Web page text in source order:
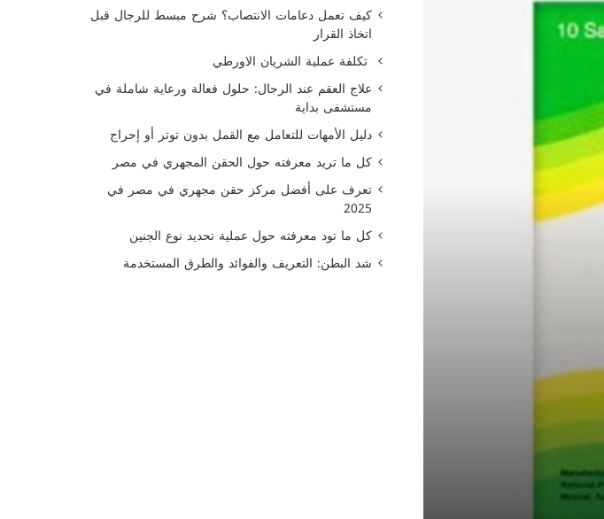
كيف تعمل دعامات الانتصاب؟ شرح مبسط للرجال قبل
اتخاذ القرار
تكلفة عملية الشريان الاورطي
علاج العقم عند الرجال: حلول فعالة ورعاية شاملة في
مستشفى بداية
دليل الأمهات للتعامل مع القمل بدون توتر أو إحراج
كل ما تريد معرفته حول الحقن المجهري في مصر
تعرف على أفضل مركز حقن مجهري في مصر في
2025
كل ما تود معرفته حول عملية تحديد نوع الجنين
شد البطن: التعريف والفوائد والطرق المستخدمة